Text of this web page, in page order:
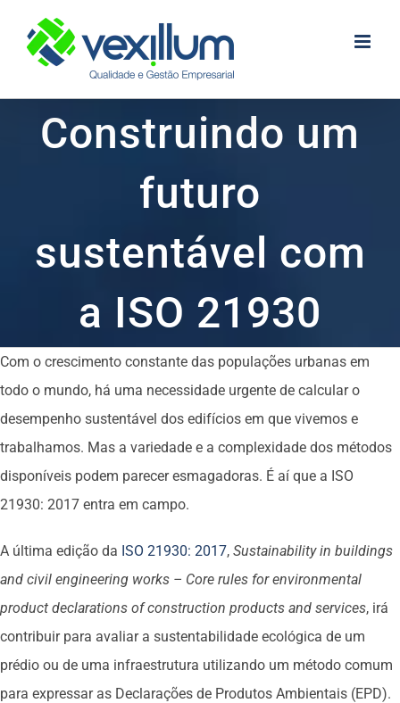
content
Construindo um
futuro
sustentável com
a ISO 21930
Com o crescimento constante das populações urbanas em
todo o mundo, há uma necessidade urgente de calcular o
desempenho sustentável dos edifícios em que vivemos e
trabalhamos. Mas a variedade e a complexidade dos métodos
disponíveis podem parecer esmagadoras. É aí que a ISO
21930: 2017 entra em campo.
A última edição da ISO 21930: 2017, Sustainability in buildings
and civil engineering works – Core rules for environmental
product declarations of construction products and services, irá
contribuir para avaliar a sustentabilidade ecológica de um
prédio ou de uma infraestrutura utilizando um método comum
para expressar as Declarações de Produtos Ambientais (EPD).